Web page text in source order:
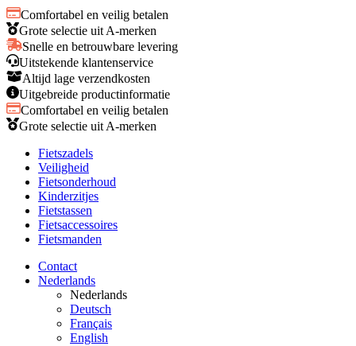
Comfortabel en veilig betalen
Grote selectie uit A-merken
Snelle en betrouwbare levering
Uitstekende klantenservice
Altijd lage verzendkosten
Uitgebreide productinformatie
Comfortabel en veilig betalen
Grote selectie uit A-merken
Fietszadels
Veiligheid
Fietsonderhoud
Kinderzitjes
Fietstassen
Fietsaccessoires
Fietsmanden
Contact
Nederlands
Nederlands
Deutsch
Français
English